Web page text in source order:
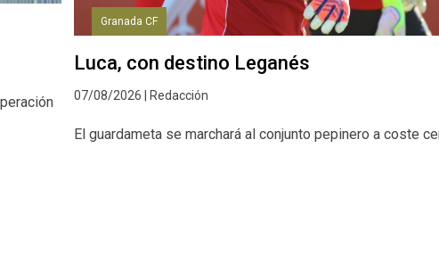
Granada CF
Luca, con destino Leganés
07/08/2026 | Redacción
El guardameta se marchará al conjunto pepinero a coste